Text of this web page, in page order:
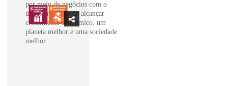
por meio de negócios com o
único propósito de alcançar
crescimento econômico, um
planeta melhor e uma sociedade
melhor.